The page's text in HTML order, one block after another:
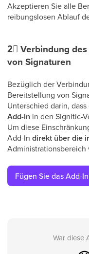
Akzeptieren Sie alle
reibungslosen Ablauf
2⃣ Verbindung
von Signaturen
Bezüglich der
Bereitstellung von
Unterschied darin, dass
Add-In in den Signitic-
Um diese
Add-In direkt über die
Fügen Sie das Add-
War diese